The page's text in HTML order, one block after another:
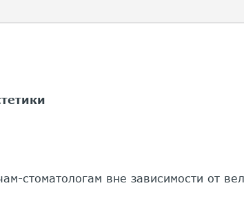
стоматологам вне зависимости от